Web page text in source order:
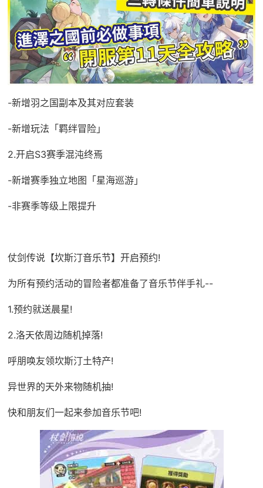
-新增羽之国副本及其对应套装
-新增玩法「羁绊冒险」
2.开启S3赛季混沌终焉
-新增赛季独立地图「星海巡游」
-非赛季等级上限提升
仗剑传说【坎斯汀音乐节】开启预约!
为所有预约活动的冒险者都准备了音乐节伴手礼--
1.预约就送晨星!
2.洛天依周边随机掉落!
呼朋唤友领坎斯汀土特产!
异世界的天外来物随机抽!
快和朋友们一起来参加音乐节吧!